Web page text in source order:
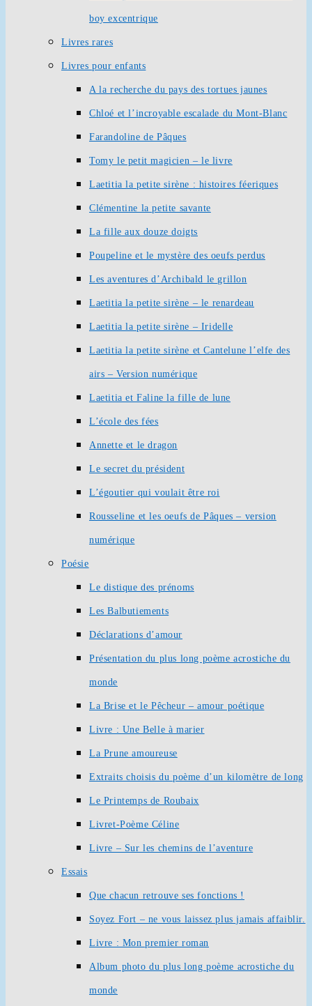
boy excentrique
Livres rares
Livres pour enfants
A la recherche du pays des tortues jaunes
Chloé et l’incroyable escalade du Mont-Blanc
Farandoline de Pâques
Tomy le petit magicien – le livre
Laetitia la petite sirène : histoires féeriques
Clémentine la petite savante
La fille aux douze doigts
Poupeline et le mystère des oeufs perdus
Les aventures d’Archibald le grillon
Laetitia la petite sirène – le renardeau
Laetitia la petite sirène – Iridelle
Laetitia la petite sirène et Cantelune l’elfe des
airs – Version numérique
Laetitia et Faline la fille de lune
L’école des fées
Annette et le dragon
Le secret du président
L’égoutier qui voulait être roi
Rousseline et les oeufs de Pâques – version
numérique
Poésie
Le distique des prénoms
Les Balbutiements
Déclarations d’amour
Présentation du plus long poème acrostiche du
monde
La Brise et le Pêcheur – amour poétique
Livre : Une Belle à marier
La Prune amoureuse
Extraits choisis du poème d’un kilomètre de long
Le Printemps de Roubaix
Livret-Poème Céline
Livre – Sur les chemins de l’aventure
Essais
Que chacun retrouve ses fonctions !
Soyez Fort – ne vous laissez plus jamais affaiblir.
Livre : Mon premier roman
Album photo du plus long poème acrostiche du
monde